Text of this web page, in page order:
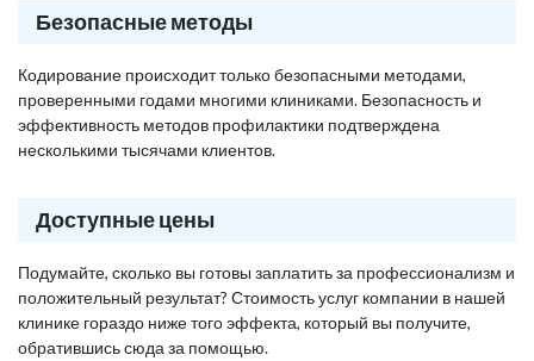
Безопасные методы
Кодирование происходит только безопасными методами,
проверенными годами многими клиниками. Безопасность и
эффективность методов профилактики подтверждена
несколькими тысячами клиентов.
Доступные цены
Подумайте, сколько вы готовы заплатить за профессионализм и
положительный результат? Стоимость услуг компании в нашей
клинике гораздо ниже того эффекта, который вы получите,
обратившись сюда за помощью.